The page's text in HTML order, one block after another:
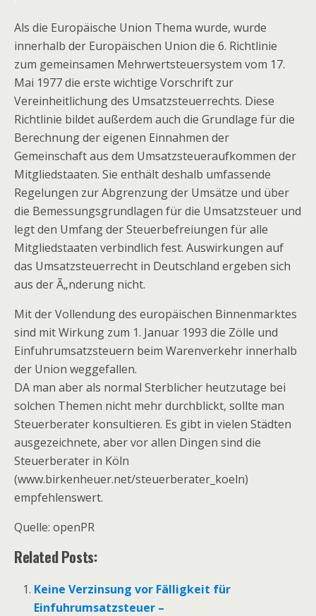
Als die Europäische Union Thema wurde, wurde
innerhalb der Europäischen Union die 6. Richtlinie
zum gemeinsamen Mehrwertsteuersystem vom 17.
Mai 1977 die erste wichtige Vorschrift zur
Vereinheitlichung des Umsatzsteuerrechts. Diese
Richtlinie bildet außerdem auch die Grundlage für die
Berechnung der eigenen Einnahmen der
Gemeinschaft aus dem Umsatzsteueraufkommen der
Mitgliedstaaten. Sie enthält deshalb umfassende
Regelungen zur Abgrenzung der Umsätze und über
die Bemessungsgrundlagen für die Umsatzsteuer und
legt den Umfang der Steuerbefreiungen für alle
Mitgliedstaaten verbindlich fest. Auswirkungen auf
das Umsatzsteuerrecht in Deutschland ergeben sich
aus der Ã„nderung nicht.
Mit der Vollendung des europäischen Binnenmarktes
sind mit Wirkung zum 1. Januar 1993 die Zölle und
Einfuhrumsatzsteuern beim Warenverkehr innerhalb
der Union weggefallen.
DA man aber als normal Sterblicher heutzutage bei
solchen Themen nicht mehr durchblickt, sollte man
Steuerberater konsultieren. Es gibt in vielen Städten
ausgezeichnete, aber vor allen Dingen sind die
Steuerberater in Köln
(www.birkenheuer.net/steuerberater_koeln)
empfehlenswert.
Quelle: openPR
Related Posts:
Keine Verzinsung vor Fälligkeit für
Einfuhrumsatzsteuer –